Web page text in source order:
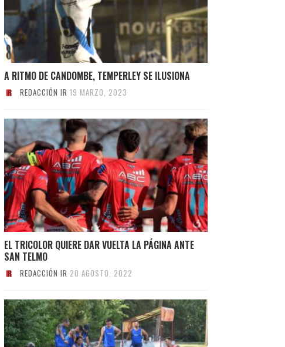
A RITMO DE CANDOMBE, TEMPERLEY SE ILUSIONA
REDACCIÓN IR 19 MARZO, 2023
EL TRICOLOR QUIERE DAR VUELTA LA PÁGINA ANTE
SAN TELMO
REDACCIÓN IR 20 AGOSTO, 2022